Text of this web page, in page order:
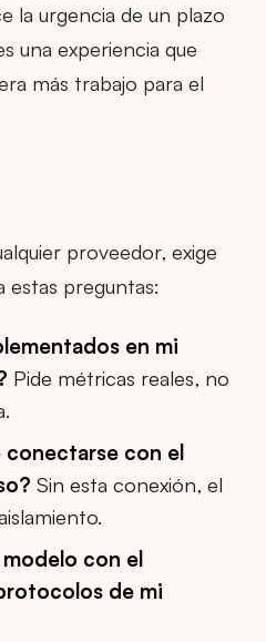
la urgencia de un plazo
una experiencia que
más trabajo para el
proveedor, exige
estas preguntas:
en mi
Pide métricas reales, no
conectarse con el
Sin esta conexión, el
con el
de mi